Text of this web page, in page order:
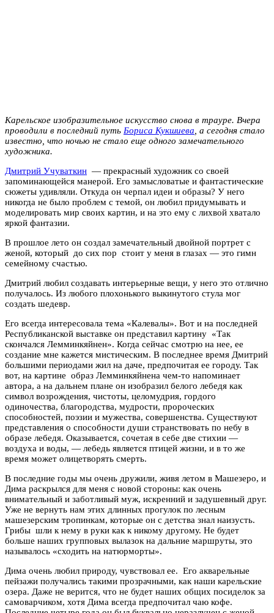
Карельское изобразительное искусство снова в трауре. Вчера
проводили в последний путь Бориса Кукшиева , а сегодня стало
известно, что ночью не стало еще одного замечательного
художника.
Дмитрий Учуваткин — прекрасный художник со своей
запоминающейся манерой. Его замысловатые и фантастические
сюжеты удивляли. Откуда он черпал идеи и образы? У него
никогда не было проблем с темой, он любил придумывать и
моделировать мир своих картин, и на это ему с лихвой хватало
яркой фантазии.
В прошлое лето он создал замечательный двойной портрет с
женой, который до сих пор стоит у меня в глазах — это гимн
семейному счастью.
Дмитрий любил создавать интерьерные вещи, у него это отлично
получалось. Из любого плохонького выкинутого стула мог
создать шедевр.
Его всегда интересовала тема «Калевалы». Вот и на последней
Республиканской выставке он представил картину «Так
скончался Лемминкяйнен». Когда сейчас смотрю на нее, ее
создание мне кажется мистическим. В последнее время Дмитрий
большими периодами жил на даче, предпочитая ее городу. Так
вот, на картине образ Лемминкяйнена чем-то напоминает
автора, а на дальнем плане он изобразил белого лебедя как
символ возрождения, чистоты, целомудрия, гордого
одиночества, благородства, мудрости, пророческих
способностей, поэзии и мужества, совершенства. Существуют
представления о способности души странствовать по небу в
образе лебедя. Оказывается, сочетая в себе две стихии —
воздуха и воды, — лебедь является птицей жизни, и в то же
время может олицетворять смерть.
В последние годы мы очень дружили, живя летом в Машезеро, и
Дима раскрылся для меня с новой стороны: как очень
внимательный и заботливый муж, искренний и задушевный друг.
Уже не вернуть нам этих длинных прогулок по лесным
машезерским тропинкам, которые он с детства знал наизусть.
Грибы шли к нему в руки как к никому другому. Не будет
больше наших групповых вылазок на дальние маршруты, это
называлось «сходить на натюрморты».
Дима очень любил природу, чувствовал ее. Его акварельные
пейзажи получались такими прозрачными, как наши карельские
озера. Даже не верится, что не будет наших общих посиделок за
самоварчиком, хотя Дима всегда предпочитал чаю кофе.